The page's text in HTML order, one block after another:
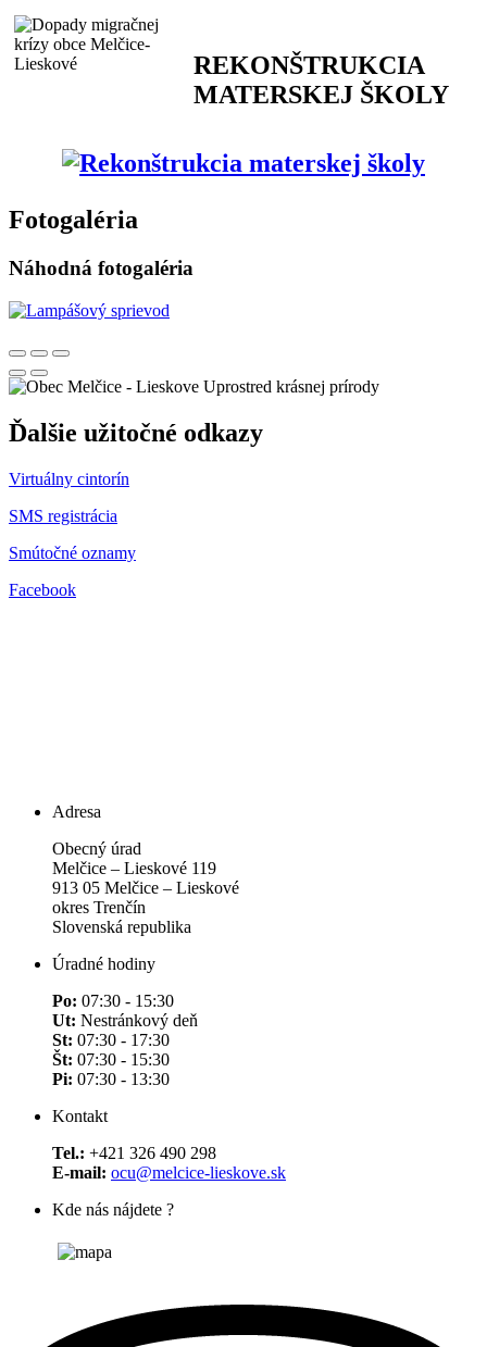
REKONŠTRUKCIA
MATERSKEJ ŠKOLY
Fotogaléria
Náhodná fotogaléria
Uprostred krásnej prírody
Ďalšie užitočné odkazy
Virtuálny cintorín
SMS registrácia
Smútočné oznamy
Facebook
Adresa
Obecný úrad
Melčice – Lieskové 119
913 05 Melčice – Lieskové
okres Trenčín
Slovenská republika
Úradné hodiny
Po: 07:30 - 15:30
Ut: Nestránkový deň
St: 07:30 - 17:30
Št: 07:30 - 15:30
Pi: 07:30 - 13:30
Kontakt
Tel.: +421 326 490 298
E-mail: ocu@melcice-lieskove.sk
Kde nás nájdete ?